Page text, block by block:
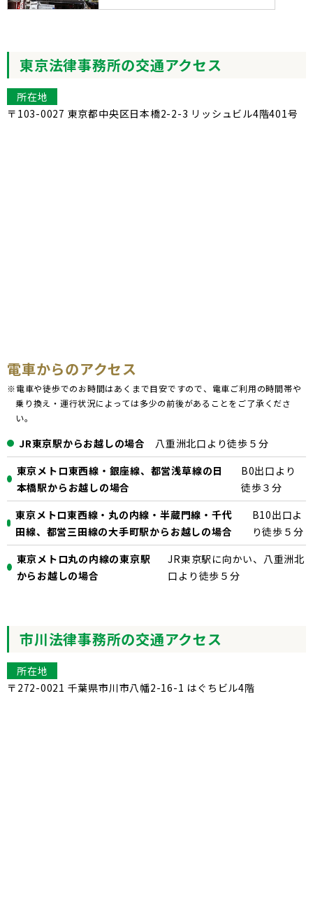
東京法律事務所の交通アクセス
所在地
〒103-0027 東京都中央区日本橋2-2-3 リッシュビル4階401号
電車からのアクセス
※電車や徒歩でのお時間はあくまで目安ですので、電車ご利用の時間帯や
乗り換え・運行状況によっては多少の前後があることをご了承くださ
い。
JR東京駅からお越しの場合
八重洲北口より徒歩５分
東京メトロ東西線・銀座線、都営浅草線の日
本橋駅からお越しの場合
B0出口より
徒歩３分
東京メトロ東西線・丸の内線・半蔵門線・千代
田線、都営三田線の大手町駅からお越しの場合
B10出口よ
り徒歩５分
東京メトロ丸の内線の東京駅
からお越しの場合
JR東京駅に向かい、八重洲北
口より徒歩５分
市川法律事務所の交通アクセス
所在地
〒272-0021 千葉県市川市八幡2-16-1 はぐちビル4階